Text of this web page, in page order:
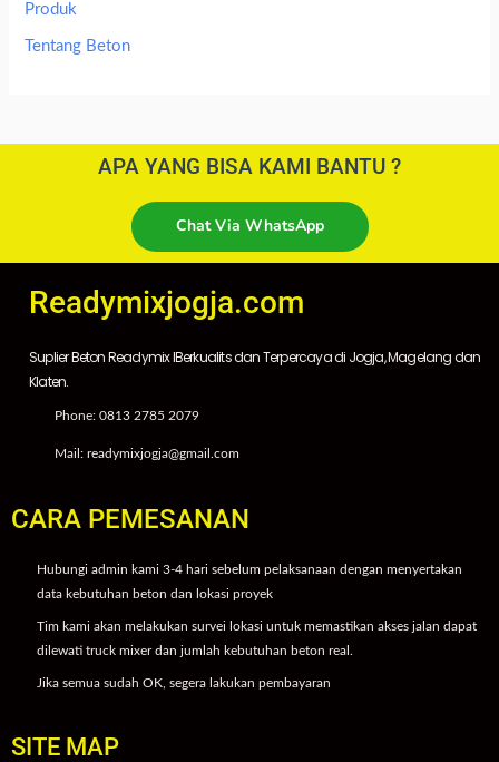
Produk
Tentang Beton
APA YANG BISA KAMI BANTU ?
Chat Via WhatsApp
Readymixjogja.com
Suplier Beton Readymix IBerkualits dan Terpercaya di Jogja, Magelang dan
Klaten.
Phone: 0813 2785 2079
Mail: readymixjogja@gmail.com
CARA PEMESANAN
Hubungi admin kami 3-4 hari sebelum pelaksanaan dengan menyertakan
data kebutuhan beton dan lokasi proyek
Tim kami akan melakukan survei lokasi untuk memastikan akses jalan dapat
dilewati truck mixer dan jumlah kebutuhan beton real.
Jika semua sudah OK, segera lakukan pembayaran
SITE MAP